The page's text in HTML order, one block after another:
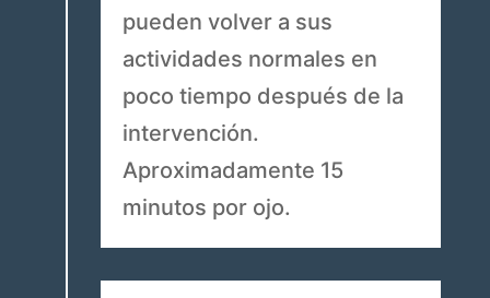
pueden volver a sus
actividades normales en
poco tiempo después de la
intervención.
Aproximadamente 15
minutos por ojo.